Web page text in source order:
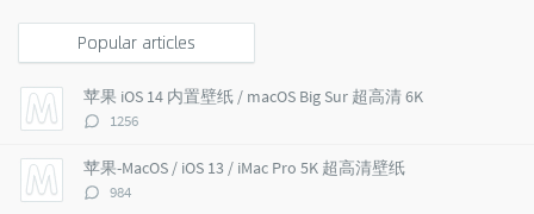
p
u
l
a
r
a
r
t
t
m
Popular articles
苹果 iOS 14 内置壁纸 / macOS Big Sur 超高清 6K
评
数：
1256
苹果-MacOS / iOS 13 / iMac Pro 5K 超高清壁纸
评
984